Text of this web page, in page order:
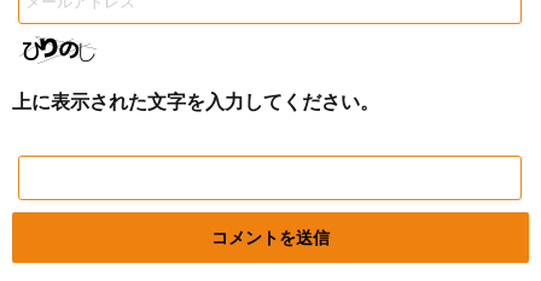
上に表示された文字を入力してください。